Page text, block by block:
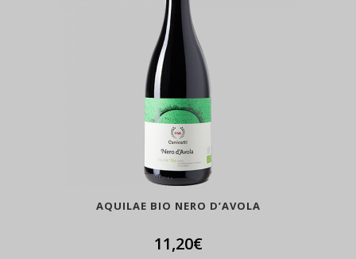
AQUILAE BIO NERO D’AVOLA
11,20€